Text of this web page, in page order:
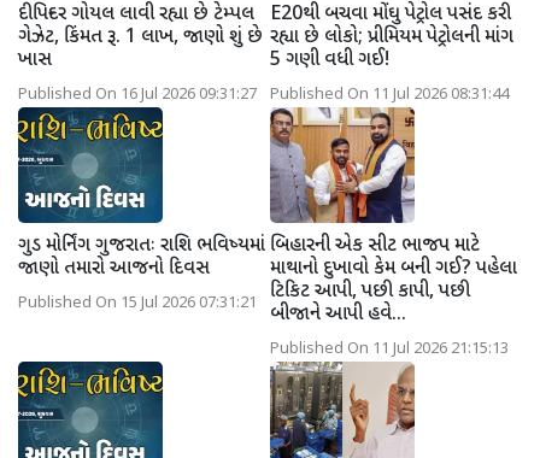
દીપિન્દર ગોયલ લાવી રહ્યા છે ટેમ્પલ
ગેઝેટ, કિંમત રૂ. 1 લાખ, જાણો શું છે
ખાસ
Published On 16 Jul 2026 09:31:27
E20થી બચવા મોંઘુ પેટ્રોલ પસંદ કરી
રહ્યા છે લોકો; પ્રીમિયમ પેટ્રોલની માંગ
5 ગણી વધી ગઈ!
Published On 11 Jul 2026 08:31:44
ગુડ મોર્નિંગ ગુજરાતઃ રાશિ ભવિષ્યમાં
જાણો તમારો આજનો દિવસ
Published On 15 Jul 2026 07:31:21
બિહારની એક સીટ ભાજપ માટે
માથાનો દુખાવો કેમ બની ગઈ? પહેલા
ટિકિટ આપી, પછી કાપી, પછી
બીજાને આપી હવે...
Published On 11 Jul 2026 21:15:13